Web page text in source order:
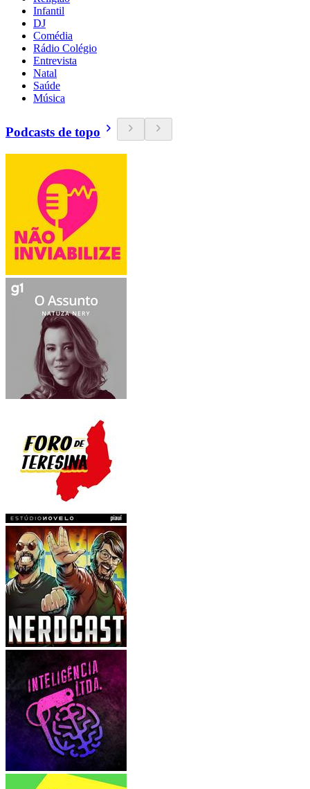
Infantil
DJ
Comédia
Rádio Colégio
Entrevista
Natal
Saúde
Música
Podcasts de topo